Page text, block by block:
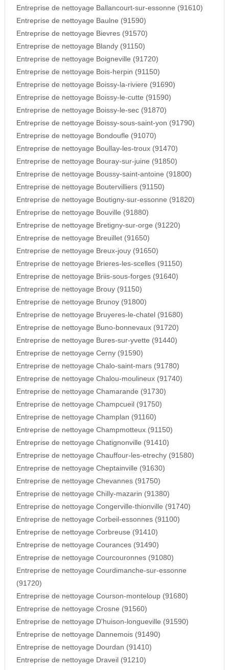
Entreprise de nettoyage Ballancourt-sur-essonne (91610)
Entreprise de nettoyage Baulne (91590)
Entreprise de nettoyage Bievres (91570)
Entreprise de nettoyage Blandy (91150)
Entreprise de nettoyage Boigneville (91720)
Entreprise de nettoyage Bois-herpin (91150)
Entreprise de nettoyage Boissy-la-riviere (91690)
Entreprise de nettoyage Boissy-le-cutte (91590)
Entreprise de nettoyage Boissy-le-sec (91870)
Entreprise de nettoyage Boissy-sous-saint-yon (91790)
Entreprise de nettoyage Bondoufle (91070)
Entreprise de nettoyage Boullay-les-troux (91470)
Entreprise de nettoyage Bouray-sur-juine (91850)
Entreprise de nettoyage Boussy-saint-antoine (91800)
Entreprise de nettoyage Boutervilliers (91150)
Entreprise de nettoyage Boutigny-sur-essonne (91820)
Entreprise de nettoyage Bouville (91880)
Entreprise de nettoyage Bretigny-sur-orge (91220)
Entreprise de nettoyage Breuillet (91650)
Entreprise de nettoyage Breux-jouy (91650)
Entreprise de nettoyage Brieres-les-scelles (91150)
Entreprise de nettoyage Briis-sous-forges (91640)
Entreprise de nettoyage Brouy (91150)
Entreprise de nettoyage Brunoy (91800)
Entreprise de nettoyage Bruyeres-le-chatel (91680)
Entreprise de nettoyage Buno-bonnevaux (91720)
Entreprise de nettoyage Bures-sur-yvette (91440)
Entreprise de nettoyage Cerny (91590)
Entreprise de nettoyage Chalo-saint-mars (91780)
Entreprise de nettoyage Chalou-moulineux (91740)
Entreprise de nettoyage Chamarande (91730)
Entreprise de nettoyage Champcueil (91750)
Entreprise de nettoyage Champlan (91160)
Entreprise de nettoyage Champmotteux (91150)
Entreprise de nettoyage Chatignonville (91410)
Entreprise de nettoyage Chauffour-les-etrechy (91580)
Entreprise de nettoyage Cheptainville (91630)
Entreprise de nettoyage Chevannes (91750)
Entreprise de nettoyage Chilly-mazarin (91380)
Entreprise de nettoyage Congerville-thionville (91740)
Entreprise de nettoyage Corbeil-essonnes (91100)
Entreprise de nettoyage Corbreuse (91410)
Entreprise de nettoyage Courances (91490)
Entreprise de nettoyage Courcouronnes (91080)
Entreprise de nettoyage Courdimanche-sur-essonne
(91720)
Entreprise de nettoyage Courson-monteloup (91680)
Entreprise de nettoyage Crosne (91560)
Entreprise de nettoyage D'huison-longueville (91590)
Entreprise de nettoyage Dannemois (91490)
Entreprise de nettoyage Dourdan (91410)
Entreprise de nettoyage Draveil (91210)